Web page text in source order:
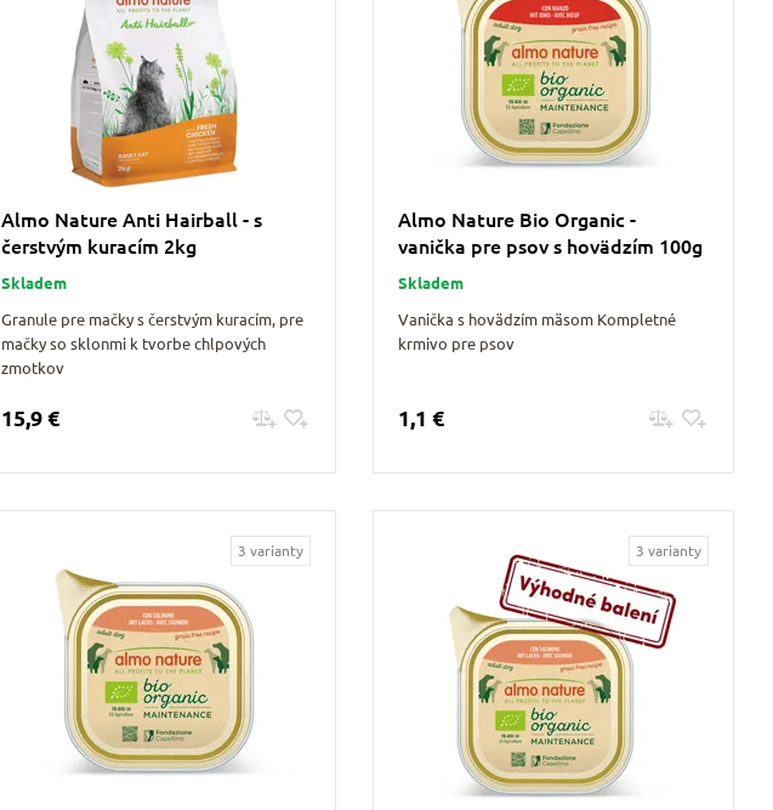
Almo Nature Anti Hairball - s
čerstvým kuracím 2kg
Skladem
Granule pre mačky s čerstvým kuracím, pre
mačky so sklonmi k tvorbe chlpových
zmotkov
15,9 €
Almo Nature Bio Organic -
vanička pre psov s hovädzím 100g
Skladem
Vanička s hovädzím mäsom Kompletné
krmivo pre psov
1,1 €
3 varianty 3 varianty